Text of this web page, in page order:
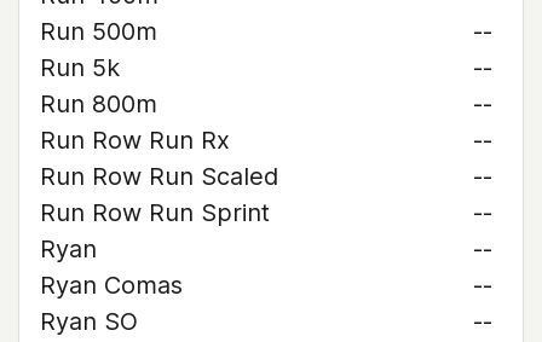
Run 500m
--
Run 5k
--
Run 800m
--
Run Row Run Rx
--
Run Row Run Scaled
--
Run Row Run Sprint
--
Ryan
--
Ryan Comas
--
Ryan SO
--